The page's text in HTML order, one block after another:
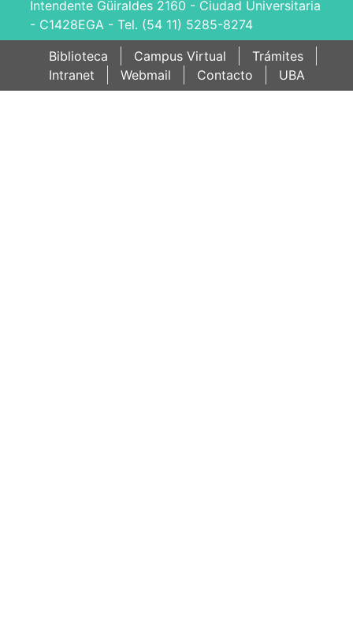
Intendente Güiraldes 2160 - Ciudad Universitaria
- C1428EGA - Tel. (54 11) 5285-8274
Biblioteca
Campus Virtual
Trámites
Intranet
Webmail Contacto UBA